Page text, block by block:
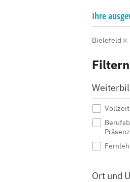
Ihre
Bielefeld
Vollzeit
Ort und